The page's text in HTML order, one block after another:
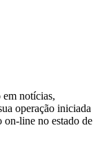
notícias,
operação iniciada
on-line no estado de